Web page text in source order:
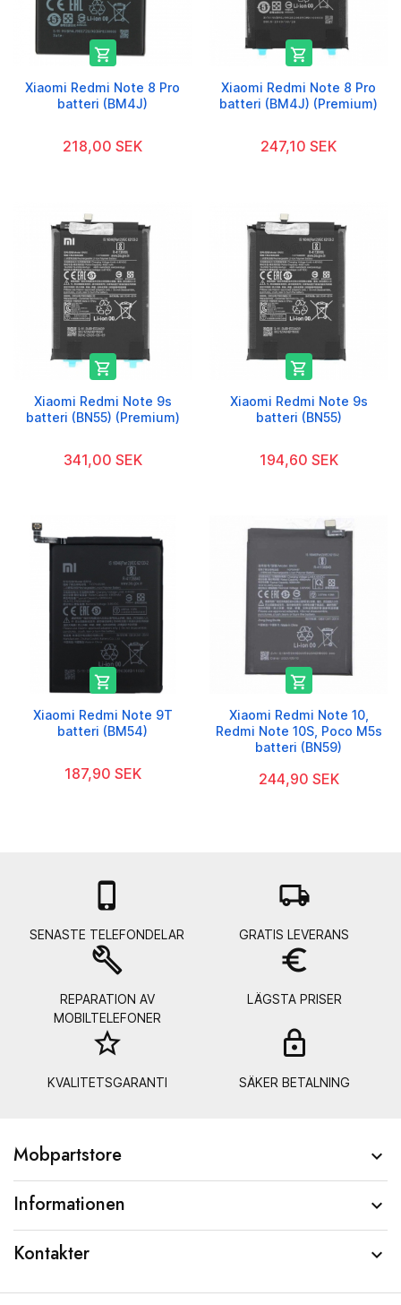

Xiaomi Redmi Note 8 Pro
batteri (BM4J)
218,00 SEK

Xiaomi Redmi Note 8 Pro
batteri (BM4J) (Premium)
247,10 SEK

Xiaomi Redmi Note 9s
batteri (BN55) (Premium)
341,00 SEK

Xiaomi Redmi Note 9s
batteri (BN55)
194,60 SEK

Xiaomi Redmi Note 9T
batteri (BM54)
187,90 SEK

Xiaomi Redmi Note 10,
Redmi Note 10S, Poco M5s
batteri (BN59)
244,90 SEK

SENASTE TELEFONDELAR
local_shipping
GRATIS LEVERANS
build
REPARATION AV
MOBILTELEFONER
euro_symbol
LÄGSTA PRISER
star_border
KVALITETSGARANTI SÄKER BETALNING
Mobpartstore 
Informationen 
Kontakter 